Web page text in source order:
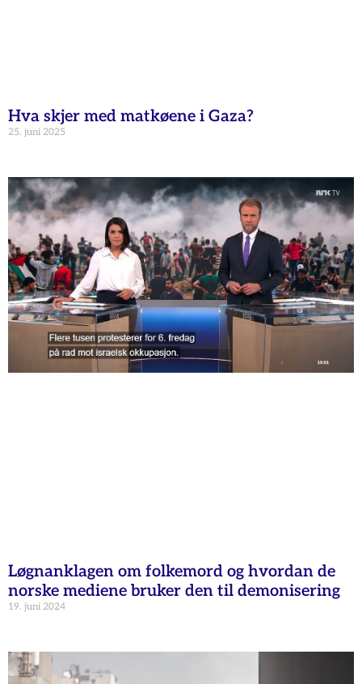
Hva skjer med matkøene i Gaza?
25. juni 2025
Løgnanklagen om folkemord og hvordan de
norske mediene bruker den til demonisering
19. juni 2024